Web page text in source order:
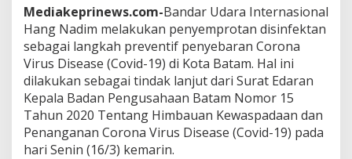
n
y
a
o
v
i
d
-
1
9
Mediakeprinews.com-Bandar Udara Internasional
Hang Nadim melakukan penyemprotan disinfektan
sebagai langkah preventif penyebaran Corona
Virus Disease (Covid-19) di Kota Batam. Hal ini
dilakukan sebagai tindak lanjut dari Surat Edaran
Kepala Badan Pengusahaan Batam Nomor 15
Tahun 2020 Tentang Himbauan Kewaspadaan dan
Penanganan Corona Virus Disease (Covid-19) pada
hari Senin (16/3) kemarin.